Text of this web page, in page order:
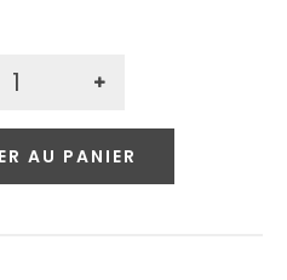
AU PANIER